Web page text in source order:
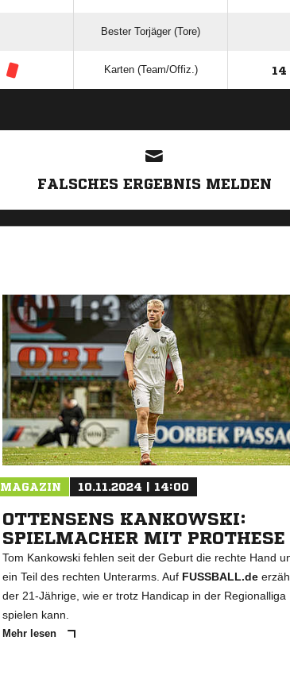
Bester Torjäger (Tore)
Karten (Team/Offiz.) 14
FALSCHES ERGEBNIS MELDEN
MAGAZIN 10.11.2024 | 14:00
OTTENSENS KANKOWSKI:
SPIELMACHER MIT PROTHESE
Tom Kankowski fehlen seit der Geburt die rechte Hand
ein Teil des rechten Unterarms. Auf FUSSBALL.de
der 21-Jährige, wie er trotz Handicap in der Regionalliga
spielen kann.
Mehr lesen